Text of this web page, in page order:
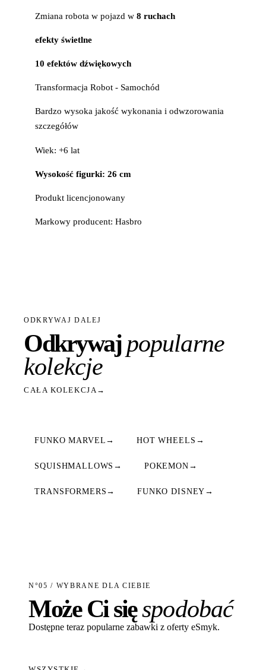
Zmiana robota w pojazd w8 ruchach
efekty świetlne
10 efektów dźwiękowych
Transformacja Robot - Samochód
Bardzo wysoka jakość wykonania i odwzorowania
szczegółów
Wiek: +6 lat
Wysokość figurki: 26 cm
Produkt licencjonowany
Markowy producent: Hasbro
ODKRYWAJ DALEJ
Odkrywajpopularne
kolekcje
CAŁA KOLEKCJA→
FUNKO MARVEL → HOT WHEELS →
SQUISHMALLOWS → POKEMON →
TRANSFORMERS → FUNKO DISNEY →
N°05 / WYBRANE DLA CIEBIE
Może Ci sięspodobać
Dostępne teraz popularne zabawki z oferty eSmyk.